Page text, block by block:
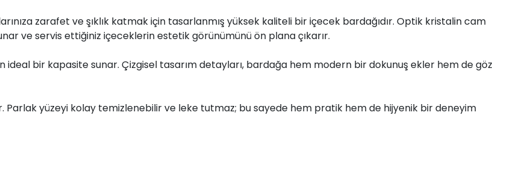
zarafet ve şıklık katmak için tasarlanmış yüksek kaliteli bir içecek bardağıdır. Optik kristalin cam
ve servis ettiğiniz içeceklerin estetik görünümünü ön plana çıkarır.
ideal bir kapasite sunar. Çizgisel tasarım detayları, bardağa hem modern bir dokunuş ekler hem de göz
Parlak yüzeyi kolay temizlenebilir ve leke tutmaz; bu sayede hem pratik hem de hijyenik bir deneyim